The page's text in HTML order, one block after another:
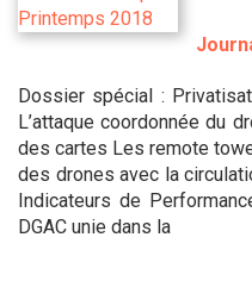
Dossier spécial :
L’attaque coordonnée du
des cartes Les remote
des drones avec la
Indicateurs de
DGAC unie dans la